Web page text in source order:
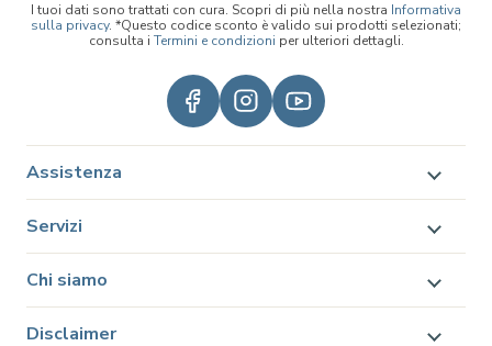
I tuoi dati sono trattati con cura. Scopri di più nella nostra Informativa
sulla privacy. *Questo codice sconto è valido sui prodotti selezionati;
consulta i Termini e condizioni per ulteriori dettagli.
Assistenza
Servizi
Chi siamo
Disclaimer